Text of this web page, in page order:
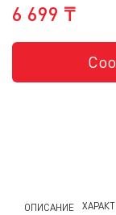
6 699 ₸
ОПИСАНИЕ